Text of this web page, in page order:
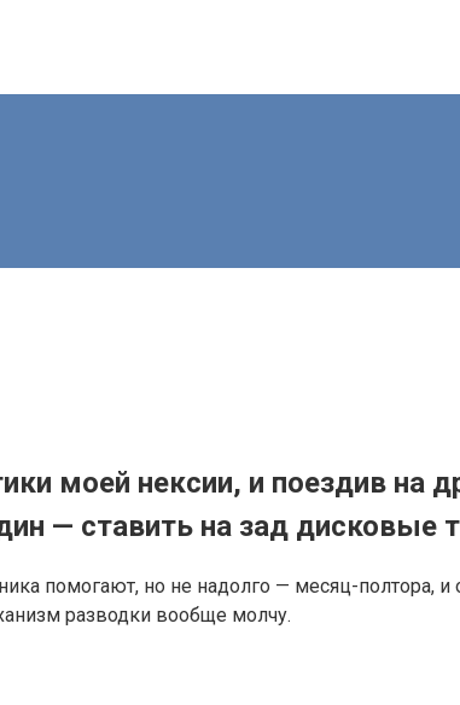
моей нексии, и поездив на
— ставить на зад дисковые
помогают, но не надолго — месяц-полтора,
разводки вообще молчу.